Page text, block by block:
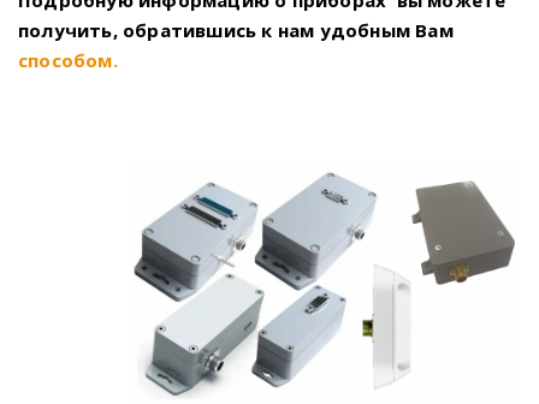
получить, обратившись к нам удобным Вам
способом.